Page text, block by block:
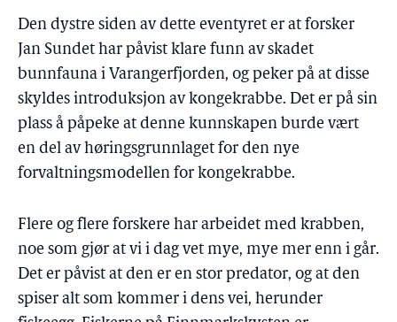
Den dystre siden av dette eventyret er at forsker
Jan Sundet har påvist klare funn av skadet
bunnfauna i Varangerfjorden, og peker på at disse
skyldes introduksjon av kongekrabbe. Det er på sin
plass å påpeke at denne kunnskapen burde vært
en del av høringsgrunnlaget for den nye
forvaltningsmodellen for kongekrabbe.
Flere og flere forskere har arbeidet med krabben,
noe som gjør at vi i dag vet mye, mye mer enn i går.
Det er påvist at den er en stor predator, og at den
spiser alt som kommer i dens vei, herunder